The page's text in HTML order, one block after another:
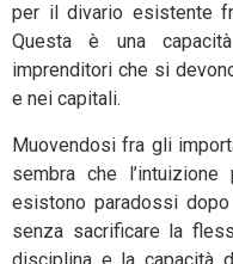
per il divario esistente
Questa è una
imprenditori che si
e nei capitali.
Muovendosi fra gli
sembra che
esistono paradossi
senza sacrificare la